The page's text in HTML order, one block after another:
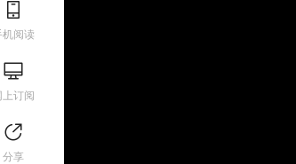
机阅读
上订阅
分享